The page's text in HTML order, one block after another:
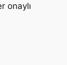
onaylı